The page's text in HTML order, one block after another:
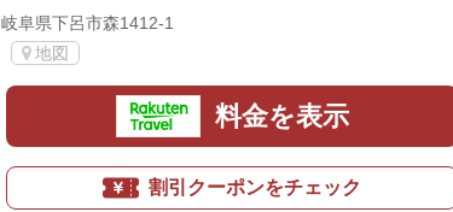
岐阜県下呂市森1412-1
地図
料金を表示
割引クーポンをチェック